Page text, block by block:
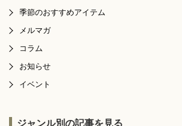
季節のおすすめアイテム
メルマガ
コラム
お知らせ
イベント
ジャンル別の記事を見る